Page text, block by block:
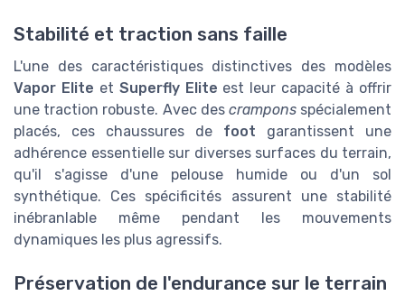
Stabilité et traction sans faille
L'une des caractéristiques distinctives des modèles
Vapor Elite et Superfly Elite est leur capacité à offrir
une traction robuste. Avec des cramponsspécialement
placés, ces chaussures de foot garantissent une
adhérence essentielle sur diverses surfaces du terrain,
qu'il s'agisse d'une pelouse humide ou d'un sol
synthétique. Ces spécificités assurent une stabilité
inébranlable même pendant les mouvements
dynamiques les plus agressifs.
Préservation de l'endurance sur le terrain